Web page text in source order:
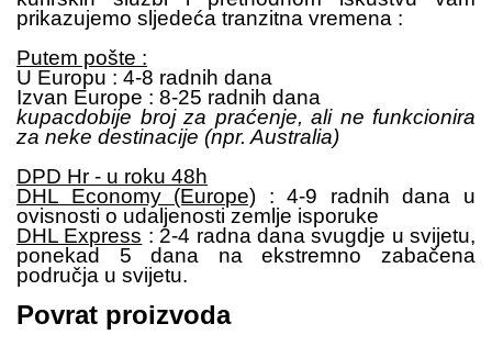
prikazujemo sljedeća tranzitna vremena :
Putem pošte :
U Europu : 4-8 radnih dana
Izvan Europe : 8-25 radnih dana
kupacdobije broj za praćenje, ali ne funkcionira
za neke destinacije (npr. Australia)
DPD Hr - u roku 48h
DHL Economy (Europe) : 4-9 radnih dana u
ovisnosti o udaljenosti zemlje isporuke
DHL Express : 2-4 radna dana svugdje u svijetu,
ponekad 5 dana na ekstremno zabačena
područja u svijetu.
Povrat proizvoda